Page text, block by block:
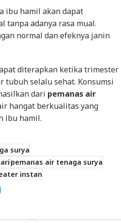
ibu hamil akan dapat
tanpa adanya rasa mual.
normal dan efeknya janin
diterapkan ketika trimester
tubuh selalu sehat. Konsumsi
dari pemanas air
hangat berkualitas yang
ibu hamil.
surya
pemanas air tenaga surya
instan